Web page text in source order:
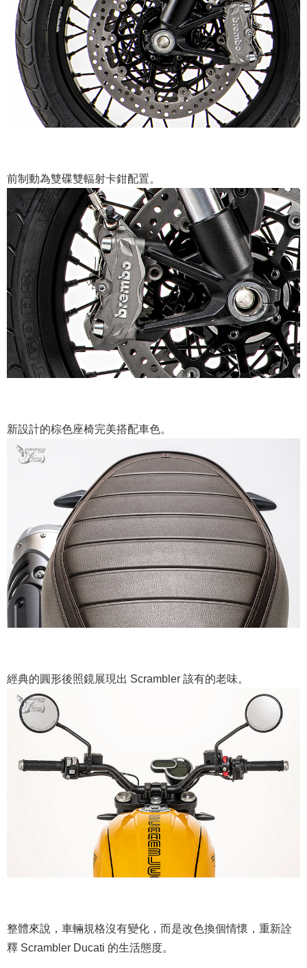
前制動為雙碟雙輻射卡鉗配置。
新設計的棕色座椅完美搭配車色。
經典的圓形後照鏡展現出 Scrambler 該有的老味。
整體來說，車輛規格沒有變化，而是改色換個情懷，重新詮
釋 Scrambler Ducati 的生活態度。